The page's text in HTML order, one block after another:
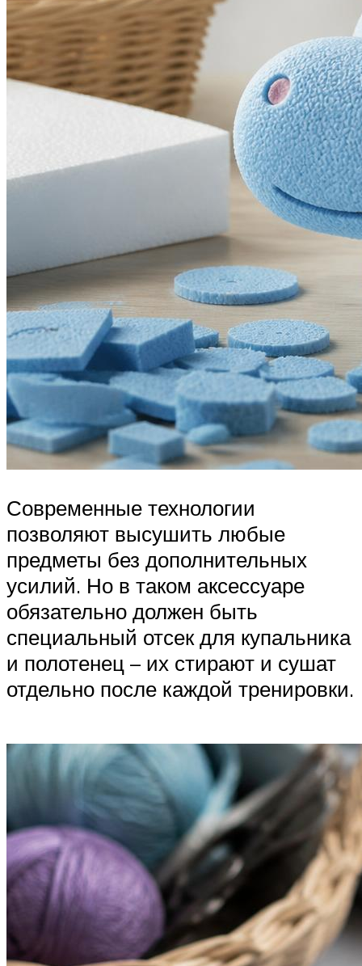
Современные технологии
позволяют высушить любые
предметы без дополнительных
усилий. Но в таком аксессуаре
обязательно должен быть
специальный отсек для купальника
и полотенец – их стирают и сушат
отдельно после каждой тренировки.